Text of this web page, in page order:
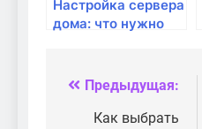
Настройка сервера
дома: что нужно
Навигация
Предыдущая:
Как выбрать